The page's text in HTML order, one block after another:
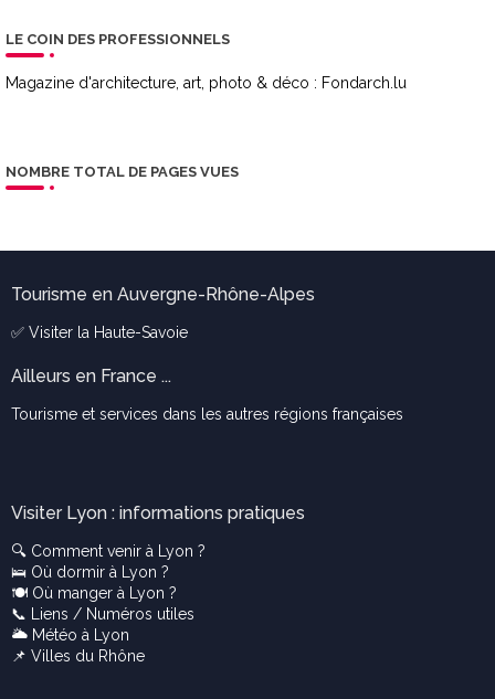
LE COIN DES PROFESSIONNELS
Magazine d'architecture, art, photo & déco : Fondarch.lu
NOMBRE TOTAL DE PAGES VUES
Tourisme en Auvergne-Rhône-Alpes
✅ Visiter la Haute-Savoie
Ailleurs en France ...
Tourisme et services dans les autres régions françaises
Visiter Lyon : informations pratiques
🔍 Comment venir à Lyon ?
🛌 Où dormir à Lyon ?
🍽️ Où manger à Lyon ?
📞 Liens / Numéros utiles
🌥️ Météo à Lyon
📌 Villes du Rhône